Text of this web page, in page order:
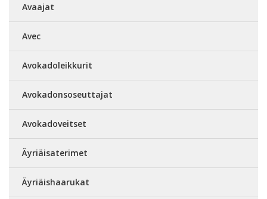
Avaajat
Avec
Avokadoleikkurit
Avokadonsoseuttajat
Avokadoveitset
Äyriäisaterimet
Äyriäishaarukat